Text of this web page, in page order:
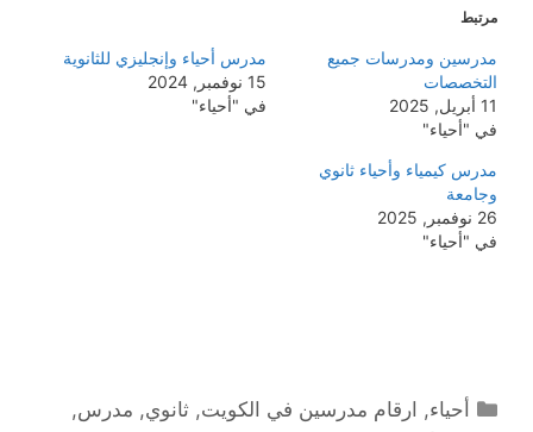
مرتبط
مدرسين ومدرسات جميع
التخصصات
11 أبريل, 2025
في "أحياء"
مدرس أحياء وإنجليزي للثانوية
15 نوفمبر, 2024
في "أحياء"
مدرس كيمياء وأحياء ثانوي
وجامعة
26 نوفمبر, 2025
في "أحياء"
التصنيفات
أحياء, ارقام مدرسين في الكويت,ثانوي, مدرس,